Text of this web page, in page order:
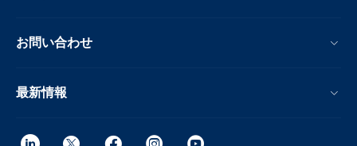
お問い合わせ
最新情報